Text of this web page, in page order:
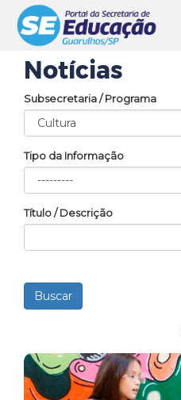
Notícias
Subsecretaria / Programa
Tipo da Informação
Título / Descrição